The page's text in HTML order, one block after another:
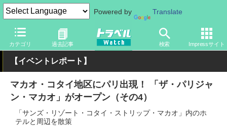
Powered by Translate
カテゴリ 過去記事 検索 Impressサイト
トラベル Watch 地域 海外旅行 東アジア
【イベントレポート】
マカオ・コタイ地区にパリ出現！ 「ザ・パリジャ
ン・マカオ」がオープン（その4）
「サンズ・リゾート・コタイ・ストリップ・マカオ」内のホ
テルと周辺を散策